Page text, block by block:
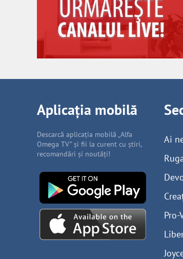
Aplicația mobilă
Descarcă aplicația mobilă „Alfa
Omega TV” și fii la curent cu știri,
recomandări și noutăți!
Ai
Pro-